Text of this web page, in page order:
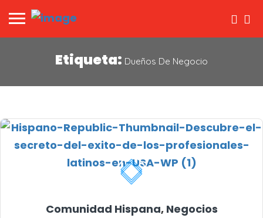
Etiqueta: Dueños De Negocio
Comunidad Hispana, Negocios